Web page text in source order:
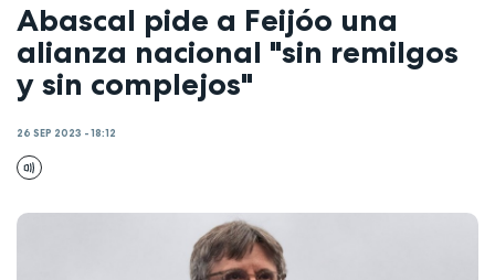
Abascal pide a Feijóo una
alianza nacional "sin remilgos
y sin complejos"
26 SEP 2023 - 18:12